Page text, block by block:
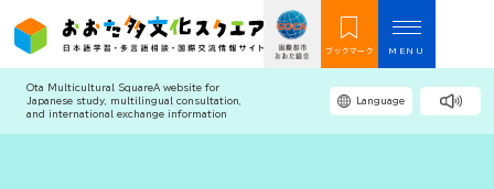
ブックマーク MENU
Ota Multicultural SquareA website for
Japanese study, multilingual consultation,
and international exchange information
Language